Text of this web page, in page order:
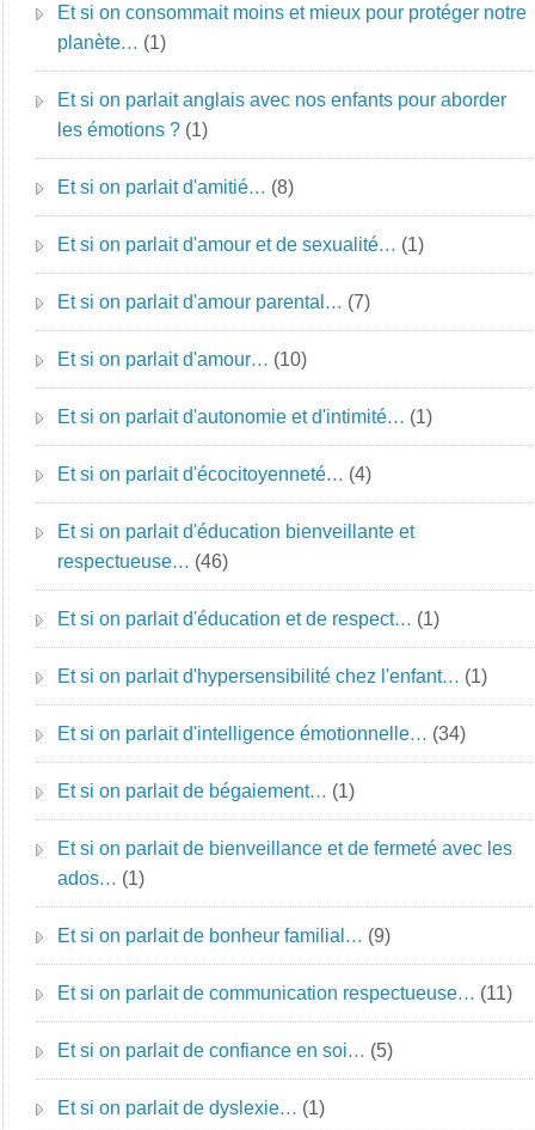
Et si on consommait moins et mieux pour protéger notre
planète… (1)
Et si on parlait anglais avec nos enfants pour aborder
les émotions ? (1)
Et si on parlait d'amitié… (8)
Et si on parlait d'amour et de sexualité… (1)
Et si on parlait d'amour parental… (7)
Et si on parlait d'amour… (10)
Et si on parlait d'autonomie et d'intimité… (1)
Et si on parlait d'écocitoyenneté… (4)
Et si on parlait d'éducation bienveillante et
respectueuse… (46)
Et si on parlait d'éducation et de respect… (1)
Et si on parlait d'hypersensibilité chez l'enfant… (1)
Et si on parlait d'intelligence émotionnelle… (34)
Et si on parlait de bégaiement… (1)
Et si on parlait de bienveillance et de fermeté avec les
ados… (1)
Et si on parlait de bonheur familial… (9)
Et si on parlait de communication respectueuse… (11)
Et si on parlait de confiance en soi… (5)
Et si on parlait de dyslexie… (1)